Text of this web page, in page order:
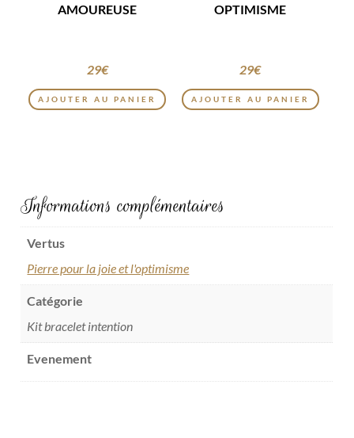
AMOUREUSE
29€
AJOUTER AU PANIER
OPTIMISME
29€
AJOUTER AU PANIER
Informations complémentaires
Vertus
Pierre pour la joie et l'optimisme
Catégorie
Kit bracelet intention
Evenement